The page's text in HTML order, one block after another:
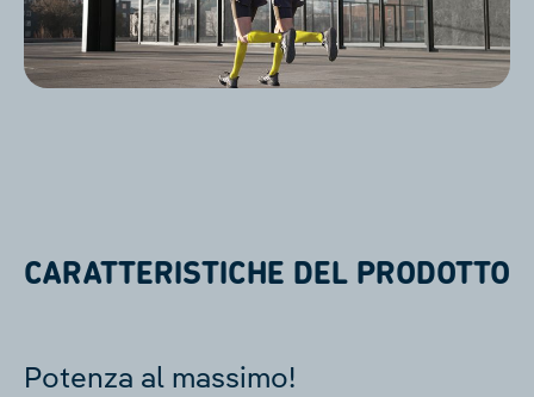
CARATTERISTICHE DEL PRODOTTO
Potenza al massimo!